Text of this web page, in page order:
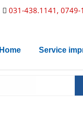
031-438.1141,
Home Service